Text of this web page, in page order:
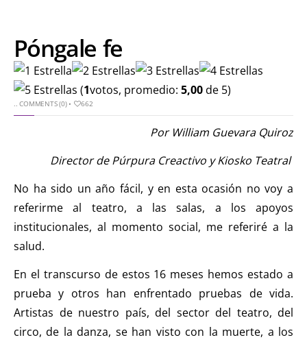
Póngale fe
(1votos, promedio: 5,00de 5)
..COMMENTS (0)• 662
Por William Guevara Quiroz
Director de Púrpura Creactivo y Kiosko Teatral
No ha sido un año fácil, y en esta ocasión no voy a
referirme al teatro, a las salas, a los apoyos
institucionales, al momento social, me referiré a la
salud.
En el transcurso de estos 16 meses hemos estado a
prueba y otros han enfrentado pruebas de vida.
Artistas de nuestro país, del sector del teatro, del
circo, de la danza, se han visto con la muerte, a los